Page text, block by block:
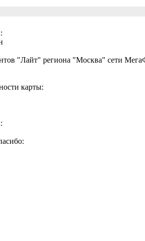
"Лайт" региона "Москва" сети
карты: